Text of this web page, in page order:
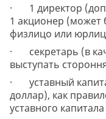
· 1 директор
1 акционер (может
физлицо или
· секретарь (в
выступать
· уставный
доллар), как
уставного